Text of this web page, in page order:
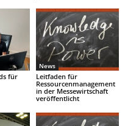
für
News
Leitfaden für
Ressourcenmanagement
in der Messewirtschaft
veröffentlicht